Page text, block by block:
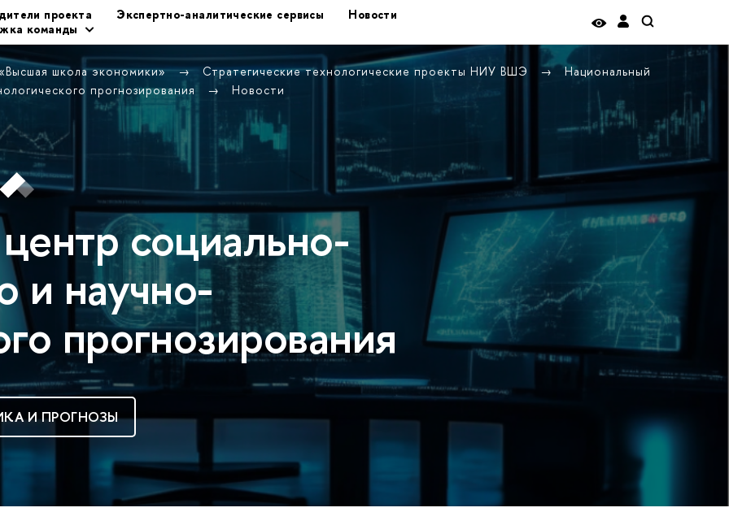
проекта Экспертно-аналитические сервисы
Новости
команды
школа экономики» Стратегические технологические проекты НИУ ВШЭ
Национальный
прогнозирования
Новости
социально-
и научно-
прогнозирования
И ПРОГНОЗЫ